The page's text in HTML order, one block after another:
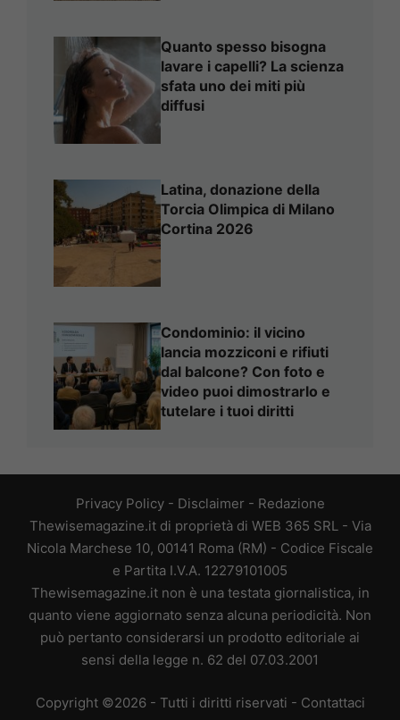
Quanto spesso bisogna
lavare i capelli? La scienza
sfata uno dei miti più
diffusi
Latina, donazione della
Torcia Olimpica di Milano
Cortina 2026
Condominio: il vicino
lancia mozziconi e rifiuti
dal balcone? Con foto e
video puoi dimostrarlo e
tutelare i tuoi diritti
Privacy Policy- Disclaimer - Redazione
Thewisemagazine.it di proprietà di WEB 365 SRL - Via
Nicola Marchese 10, 00141 Roma (RM) - Codice Fiscale
e Partita I.V.A. 12279101005
Thewisemagazine.it non è una testata giornalistica, in
quanto viene aggiornato senza alcuna periodicità. Non
può pertanto considerarsi un prodotto editoriale ai
sensi della legge n. 62 del 07.03.2001
Copyright ©2026 - Tutti i diritti riservati - Contattaci